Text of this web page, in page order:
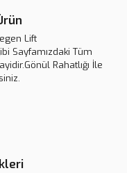
Lift
Sayfamızdaki Tüm
Rahatlığı İle